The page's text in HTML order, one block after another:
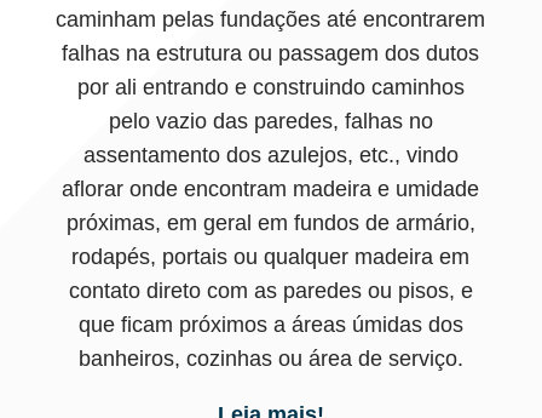
caminham pelas fundações até encontrarem
falhas na estrutura ou passagem dos dutos
por ali entrando e construindo caminhos
pelo vazio das paredes, falhas no
assentamento dos azulejos, etc., vindo
aflorar onde encontram madeira e umidade
próximas, em geral em fundos de armário,
rodapés, portais ou qualquer madeira em
contato direto com as paredes ou pisos, e
que ficam próximos a áreas úmidas dos
banheiros, cozinhas ou área de serviço.